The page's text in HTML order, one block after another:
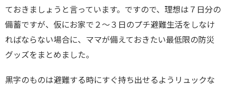
ておきましょうと言っています。ですので、理想は７日分の
備蓄ですが、仮にお家で２〜３日のプチ避難生活をしなけ
ればならない場合に、ママが備えておきたい最低限の防災
グッズをまとめました。
黒字のものは避難する時にすぐ持ち出せるようリュックな